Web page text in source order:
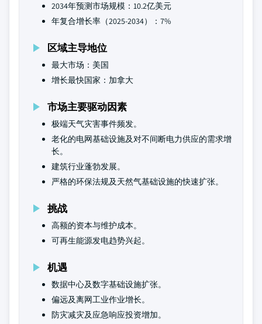
2034年预测市场规模：10.2亿美元
年复合增长率（2025-2034）：7%
区域主导地位
最大市场：美国
增长最快国家：加拿大
市场主要驱动因素
极端天气灾害事件频发。
老化的电网基础设施及对不间断电力供应的需求增
长。
建筑行业蓬勃发展。
严格的环保法规及天然气基础设施的快速扩张。
挑战
高额的资本与维护成本。
可再生能源发电趋势兴起。
机遇
数据中心及数字基础设施扩张。
偏远及离网工业作业增长。
防灾减灾及应急响应投资增加。